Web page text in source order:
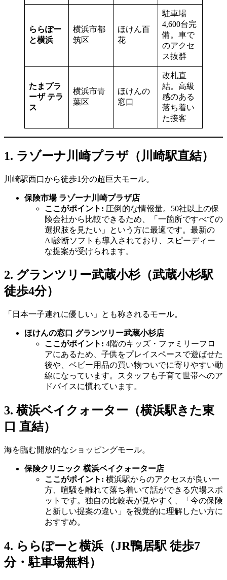
ららぽー
と横浜
横浜市都
筑区
ほけん百
花
駐車場
4,600台完
備。車で
のアクセ
ス抜群
たまプラ
ーザ テラ
ス
横浜市青
葉区
ほけんの
窓口
改札直
結。高級
感のある
落ち着い
た接客
1. ラゾーナ川崎プラザ（川崎駅直結）
川崎駅西口から徒歩1分の超巨大モール。
保険市場 ラゾーナ川崎プラザ店
ここがポイント: 圧倒的な情報量。50社以上の保
険会社から比較できるため、「一箇所ですべての
選択肢を見たい」という方に最適です。最新の
AI診断ソフトも導入されており、スピーディー
な提案が受けられます。
2. グランツリー武蔵小杉（武蔵小杉駅
徒歩4分）
「日本一子連れに優しい」とも称されるモール。
ほけんの窓口 グランツリー武蔵小杉店
ここがポイント: 4階のキッズ・ファミリーフロ
アにあるため、子供をプレイスペースで遊ばせた
後や、ベビー用品の買い物ついでに寄りやすい動
線になっています。スタッフも子育て世帯へのア
ドバイスに慣れています。
3. 横浜ベイクォーター（横浜駅きた東
口 直結）
海を臨む開放的なショッピングモール。
保険クリニック 横浜ベイクォーター店
ここがポイント: 横浜駅からのアクセスが良い一
方、喧騒を離れて落ち着いて話ができる穴場スポ
ットです。独自の比較表が見やすく、「今の保険
と新しい提案の違い」を視覚的に理解したい方に
おすすめ。
4. ららぽーと横浜（JR鴨居駅 徒歩7
分・駐車場無料）